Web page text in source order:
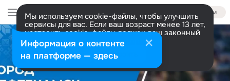
Войти
Мы используем cookie-файлы, чтобы улучшить
сервисы для вас. Если ваш возраст менее 13 лет,
настроить cookie-файлы должен ваш законный
представитель. Больше информации
Разрешить все Настроить
Информация о контенте
на платформе — здесь